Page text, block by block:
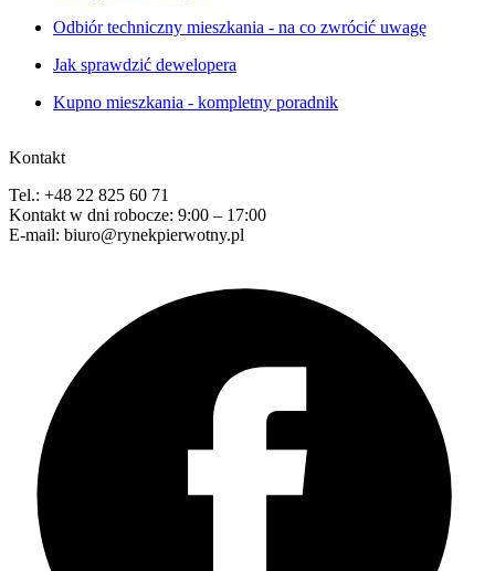
Odbiór techniczny mieszkania - na co zwrócić uwagę
Jak sprawdzić dewelopera
Kupno mieszkania - kompletny poradnik
Kontakt
Tel.: +48 22 825 60 71
Kontakt w dni robocze: 9:00 – 17:00
E-mail: biuro@rynekpierwotny.pl